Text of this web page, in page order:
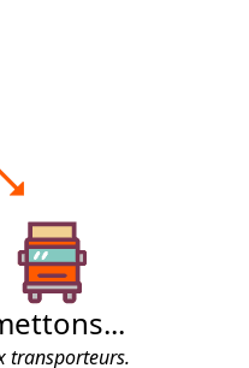
transporteurs.